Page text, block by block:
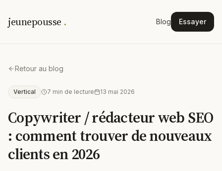
jeunepousse . Blog Essayer
Retour au blog
Vertical 7 min de lecture 13 mai 2026
Copywriter / rédacteur web SEO
: comment trouver de nouveaux
clients en 2026